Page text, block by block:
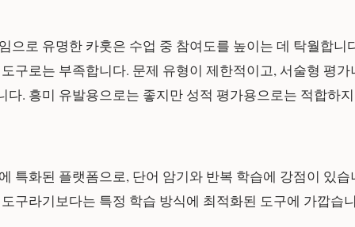
으로 유명한 카훗은 수업 중 참여도를 높이는 데 탁월합니
구로는 부족합니다. 문제 유형이 제한적이고, 서술형 평
다. 흥미 유발용으로는 좋지만 성적 평가용으로는 적합하
특화된 플랫폼으로, 단어 암기와 반복 학습에 강점이 있
구라기보다는 특정 학습 방식에 최적화된 도구에 가깝습